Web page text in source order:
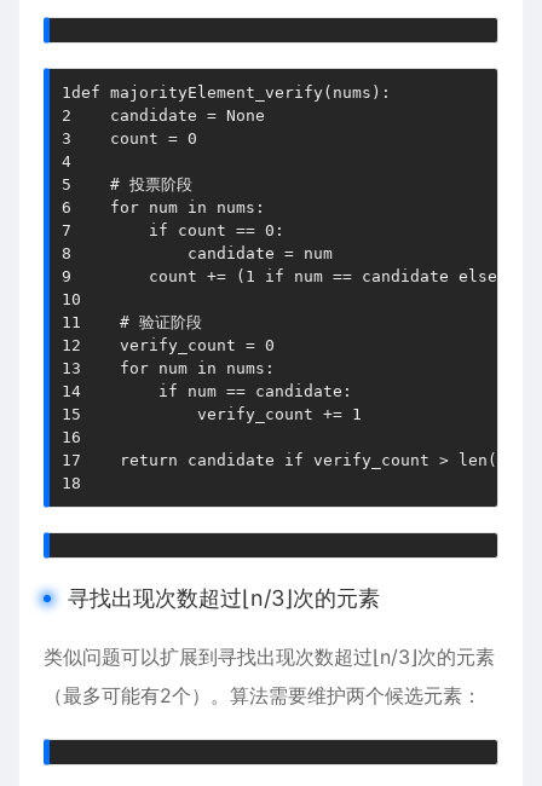
1def majorityElement_verify( nums ) :
2
    candidate
= None
3
    count
= 0
4
5
# 投票阶段
6
for num in nums :
7
if count == 0 :
8
            candidate
=
9
        count
+= ( 1 if num == candidate else
10
11
# 验证阶段
12
    verify_count
= 0
13
for num in nums :
14
if num == candidate :
15
            verify_count
+= 1
16
17
return candidate if verify_count > len (
18
寻找出现次数超过⌊n/3⌋次的元素
类似问题可以扩展到寻找出现次数超过⌊n/3⌋次的元素
（最多可能有2个）。算法需要维护两个候选元素：